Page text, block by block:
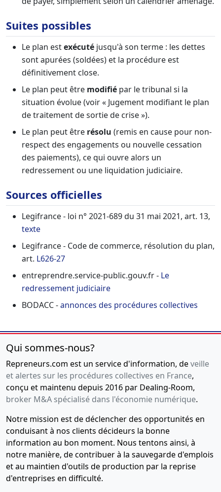
Suites possibles
Le plan estexécuté jusqu'à son terme : les dettes
sont apurées (soldées) et la procédure est
définitivement close.
Le plan peut être modifié par le tribunal si la
situation évolue (voir « Jugement modifiant le plan
de traitement de sortie de crise »).
Le plan peut être résolu (remis en cause pour non-
respect des engagements ou nouvelle cessation
des paiements), ce qui ouvre alors un
redressement ou une liquidation judiciaire.
Sources officielles
Legifrance - loi n° 2021-689 du 31 mai 2021, art. 13,
texte
Legifrance - Code de commerce, résolution du plan,
art. L626-27
entreprendre.service-public.gouv.fr - Le
redressement judiciaire
BODACC -annonces des procédures collectives
Qui sommes-nous?
Repreneurs.com est un service d'information, deveille
et alertes sur les procédures collectives en France,
conçu et maintenu depuis 2016 par Dealing-Room,
broker M&A spécialisé dans l'économie numérique.
Notre mission est de déclencher des opportunités en
conduisant à nos clients décideurs la bonne
information au bon moment. Nous tentons ainsi, à
notre manière, de contribuer à la sauvegarde d'emplois
et au maintien d'outils de production par la reprise
d'entreprises en difficulté.